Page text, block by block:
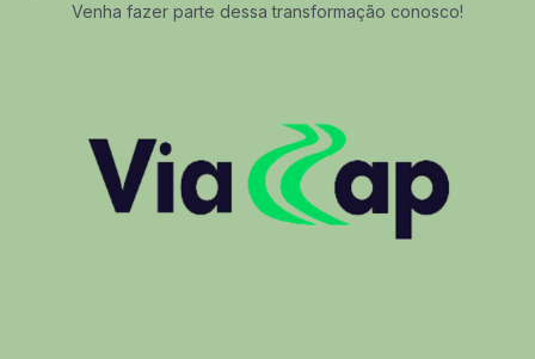
Venha fazer parte dessa transformação conosco!